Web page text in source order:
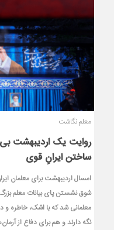
معلم نگاشت
روایت یک اردیبهشت
ساختن ایرانِ قوی
امسال اردیبهشت برای معلمان
شوق نشستن پای بیانات معلم
معلمانی شد که با اشک، خاطره و
نگه دارند و هم برای دفاع از